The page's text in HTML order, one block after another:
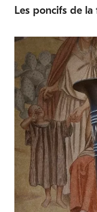
Les poncifs de